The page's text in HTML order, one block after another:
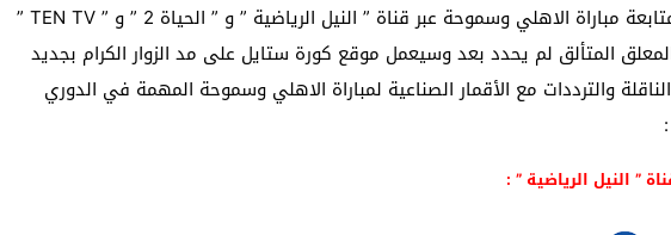
ويمكن متابعة مباراة الاهلي وسموحة عبر قناة ” النيل الرياضية ” و ” الحياة 2 ” و ” TEN TV ”
المتألق لم يحدد بعد وسيعمل موقع كورة ستايل على مد الزوار الكرام بجديد
والترددات مع الأقمار الصناعية لمباراة الاهلي وسموحة المهمة في الدوري
” النيل الرياضية ” :